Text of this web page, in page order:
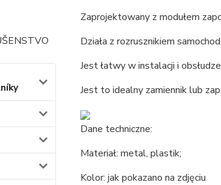
Zaprojektowany z modułem
Działa z rozrusznikiem
Jest łatwy w instalacji i
Jest to idealny zamiennik lub
Dane techniczne:
Materiał: metal, plastik;
Kolor: jak pokazano na zdjęciu